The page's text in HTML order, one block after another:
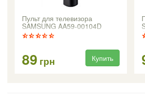
Пульт для телевизора
SAMSUNG AA59-00104D
89 грн Купить